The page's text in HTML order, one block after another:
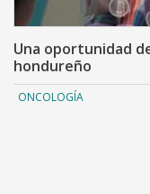
Una oportunidad
hondureño
ONCOLOGÍA